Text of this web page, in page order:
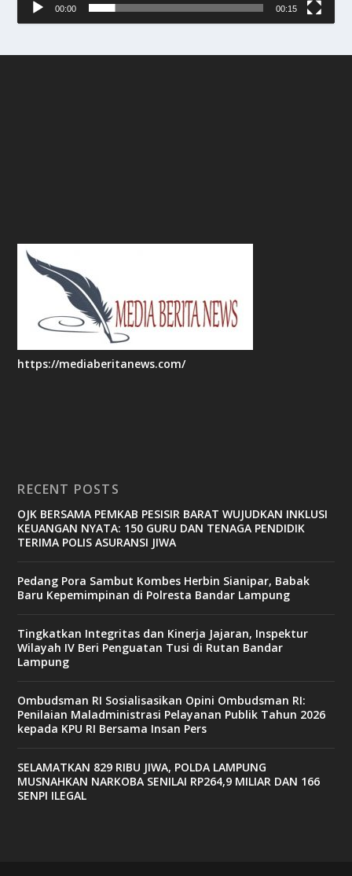
00:00 00:15
https://mediaberitanews.com/
RECENT POSTS
OJK BERSAMA PEMKAB PESISIR BARAT WUJUDKAN INKLUSI
KEUANGAN NYATA: 150 GURU DAN TENAGA PENDIDIK
TERIMA POLIS ASURANSI JIWA
Pedang Pora Sambut Kombes Herbin Sianipar, Babak
Baru Kepemimpinan di Polresta Bandar Lampung
Tingkatkan Integritas dan Kinerja Jajaran, Inspektur
Wilayah IV Beri Penguatan Tusi di Rutan Bandar
Lampung
Ombudsman RI Sosialisasikan Opini Ombudsman RI:
Penilaian Maladministrasi Pelayanan Publik Tahun 2026
kepada KPU RI Bersama Insan Pers
SELAMATKAN 829 RIBU JIWA, POLDA LAMPUNG
MUSNAHKAN NARKOBA SENILAI RP264,9 MILIAR DAN 166
SENPI ILEGAL